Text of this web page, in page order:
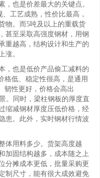
也是价差最大的关键点。
工艺成熟，性价比最高，
物。而5吨及以上的重载货
甚至采取高强度钢材，用钢
重越高，结构设计和生产的
涨。
也是低价产品偷工减料的
格低、稳定性很高，是通用
韧性更好，价格会高出
。同时，梁柱钢板的厚度直
缩减钢材厚度压低价格，经
患。此外，实时钢材行情波
用料多少。货架高度越
加固结构越多，成本随之上
分摊成本更低，批量采购更
制尺寸，能有很大成效避免